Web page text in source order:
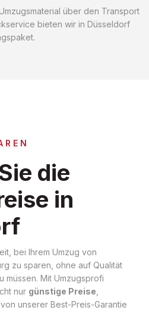
über den Transport
bieten wir in Düsseldorf
die
in
bei Ihrem Umzug von
zu sparen, ohne auf Qualität
müssen. Mit Umzugsprofi
nur günstige Preise
unserer Best-Preis-Garantie